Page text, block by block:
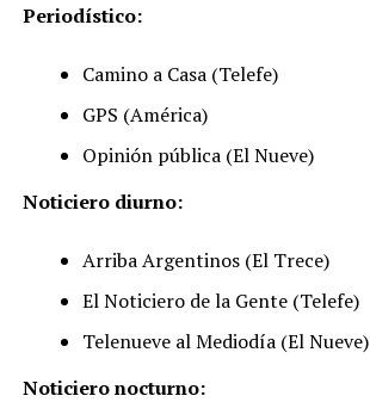
Periodístico:
Camino a Casa (Telefe)
GPS (América)
Opinión pública (El Nueve)
Noticiero diurno:
Arriba Argentinos (El Trece)
El Noticiero de la Gente (Telefe)
Telenueve al Mediodía (El Nueve)
Noticiero nocturno: